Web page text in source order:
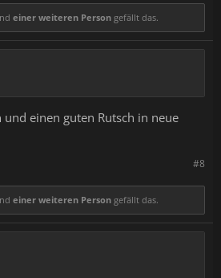
einer weiteren Person gefällt das.
und einen guten Rutsch in neue
#8
einer weiteren Person gefällt das.